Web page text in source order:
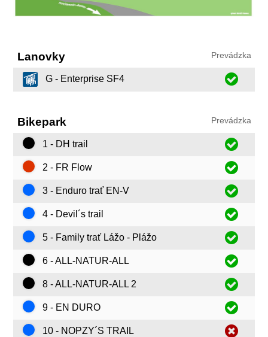
Lanovky Prevádzka
G - Enterprise SF4
Bikepark Prevádzka
1 - DH trail
2 - FR Flow
3 - Enduro trať EN-V
4 - Devil´s trail
5 - Family trať Lážo - Plážo
6 - ALL-NATUR-ALL
8 - ALL-NATUR-ALL 2
9 - EN DURO
10 - NOPZY´S TRAIL